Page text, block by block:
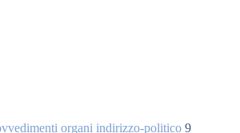
organi indirizzo-politico 9